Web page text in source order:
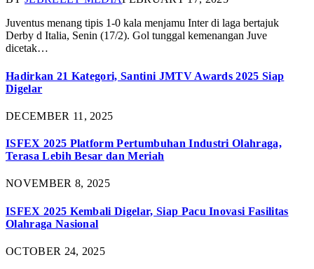
Juventus menang tipis 1-0 kala menjamu Inter di laga bertajuk
Derby d Italia, Senin (17/2). Gol tunggal kemenangan Juve
dicetak…
Hadirkan 21 Kategori, Santini JMTV Awards 2025 Siap
Digelar
DECEMBER 11, 2025
ISFEX 2025 Platform Pertumbuhan Industri Olahraga,
Terasa Lebih Besar dan Meriah
NOVEMBER 8, 2025
ISFEX 2025 Kembali Digelar, Siap Pacu Inovasi Fasilitas
Olahraga Nasional
OCTOBER 24, 2025